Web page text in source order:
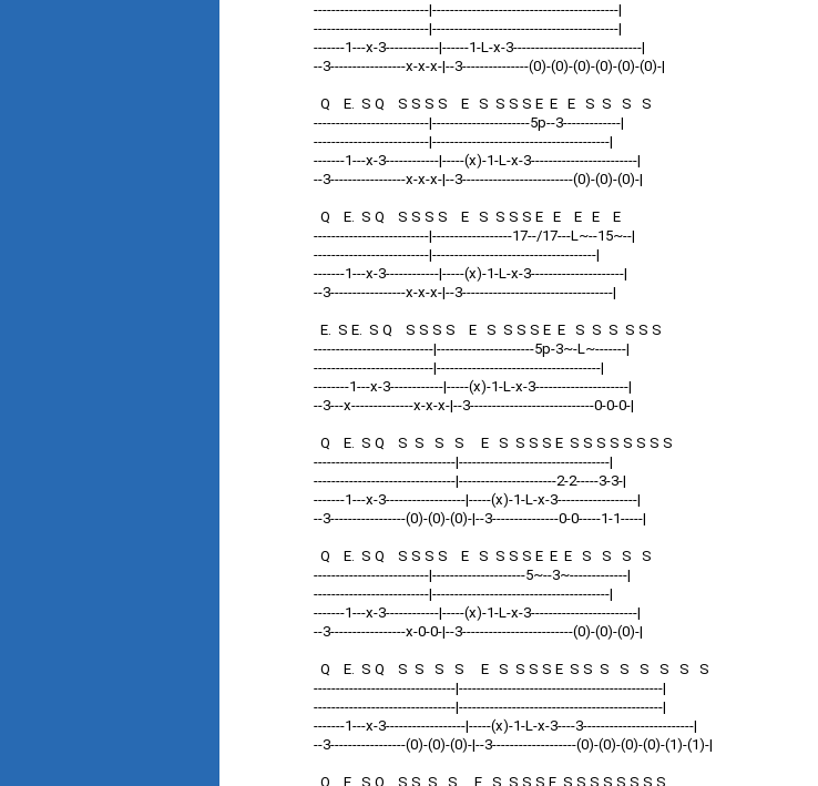
--------------------------|------------------------------------------|
--------------------------|------------------------------------------|
-------1---x-3------------|------1-L-x-3-----------------------------|
--3-----------------x-x-x-|--3---------------(0)-(0)-(0)-(0)-(0)-(0)-|
Q E. S Q S S S S E S S S S E E E S S S S
--------------------------|----------------------5p--3-------------|
--------------------------|----------------------------------------|
-------1---x-3------------|-----(x)-1-L-x-3------------------------|
--3-----------------x-x-x-|--3-------------------------(0)-(0)-(0)-|
Q E. S Q S S S S E S S S S E E E E E
--------------------------|------------------17--/17---L~--15~--|
--------------------------|-------------------------------------|
-------1---x-3------------|-----(x)-1-L-x-3---------------------|
--3-----------------x-x-x-|--3----------------------------------|
E. S E. S Q S S S S E S S S S E E S S S S S S
---------------------------|----------------------5p-3~-L~-------|
---------------------------|-------------------------------------|
--------1---x-3------------|-----(x)-1-L-x-3---------------------|
--3---x--------------x-x-x-|--3----------------------------0-0-0-|
Q E. S Q S S S S E S S S S E S S S S S S S S
--------------------------------|----------------------------------|
--------------------------------|----------------------2-2-----3-3-|
-------1---x-3------------------|-----(x)-1-L-x-3------------------|
--3-----------------(0)-(0)-(0)-|--3---------------0-0-----1-1-----|
Q E. S Q S S S S E S S S S E E E S S S S
--------------------------|---------------------5~--3~-------------|
--------------------------|----------------------------------------|
-------1---x-3------------|-----(x)-1-L-x-3------------------------|
--3-----------------x-0-0-|--3-------------------------(0)-(0)-(0)-|
Q E. S Q S S S S E S S S S E S S S S S S S S
--------------------------------|----------------------------------------------|
--------------------------------|----------------------------------------------|
-------1---x-3------------------|-----(x)-1-L-x-3----3-------------------------|
--3-----------------(0)-(0)-(0)-|--3-------------------(0)-(0)-(0)-(0)-(1)-(1)-|
Q E. S Q S S S S E S S S S E S S S S S S S S